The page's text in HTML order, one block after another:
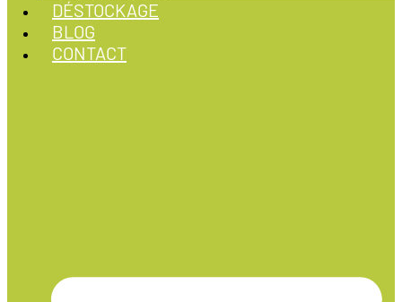
DÉSTOCKAGE
BLOG
CONTACT